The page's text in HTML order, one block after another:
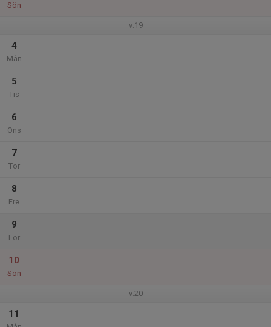
Sön
v.19
4
Mån
5
Tis
6
Ons
7
Tor
8
Fre
9
Lör
10
Sön
v.20
11